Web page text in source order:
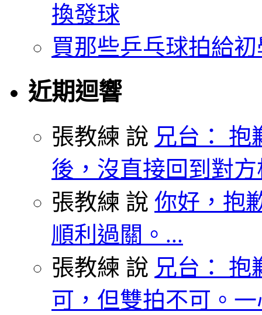
換發球
買那些乒乓球拍給
近期迴響
張教練 說 兄台： 抱
後，沒直接回到對
張教練 說 你好，抱
順利過關。...
張教練 說 兄台： 抱
可，但雙拍不可。一